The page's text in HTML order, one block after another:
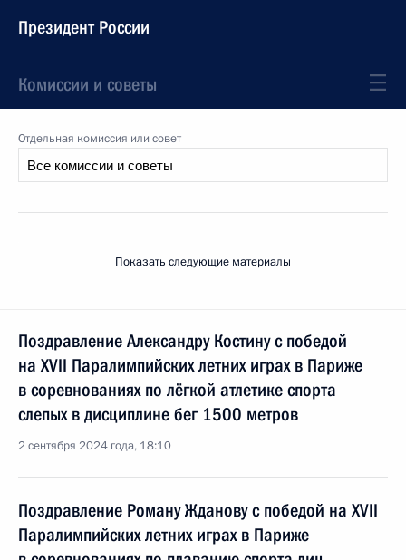
Президент России
Комиссии и советы
Отдельная комиссия или совет
Показать следующие материалы
Поздравление Александру Костину с победой
на XVII Паралимпийских летних играх в Париже
в соревнованиях по лёгкой атлетике спорта
слепых в дисциплине бег 1500 метров
2 сентября 2024 года, 18:10
Поздравление Роману Жданову с победой на XVII
Паралимпийских летних играх в Париже